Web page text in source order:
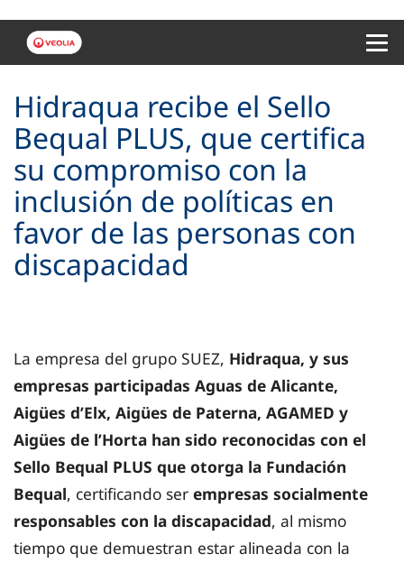
Hidraqua recibe el Sello
Bequal PLUS, que certifica
su compromiso con la
inclusión de políticas en
favor de las personas con
discapacidad
La empresa del grupo SUEZ, Hidraqua, y sus
empresas participadas Aguas de Alicante,
Aigües d’Elx, Aigües de Paterna, AGAMED y
Aigües de l’Horta han sido reconocidas con el
Sello Bequal PLUS que otorga la Fundación
Bequal, certificando ser empresas socialmente
responsables con la discapacidad, al mismo
tiempo que demuestran estar alineada con la